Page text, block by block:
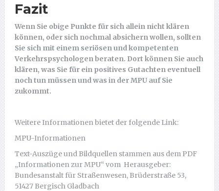
Fazit
Wenn Sie obige Punkte für sich allein nicht klären
können, oder sich nochmal absichern wollen, sollten
Sie sich mit einem seriösen und kompetenten
Verkehrspsychologen beraten. Dort können Sie auch
klären, was Sie für ein positives Gutachten eventuell
noch tun müssen und was in der MPU auf Sie
zukommt.
Weitere Informationen bietet der folgende Link:
MPU-Informationen
Text-Auszüge und Bildquellen stammen aus dem PDF
„Informationen zur MPU“ vom Herausgeber:
Bundesanstalt für Straßenwesen, Brüderstraße 53,
51427 Bergisch Gladbach